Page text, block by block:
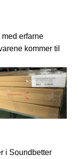
erfarne
kommer til
i Soundbetter